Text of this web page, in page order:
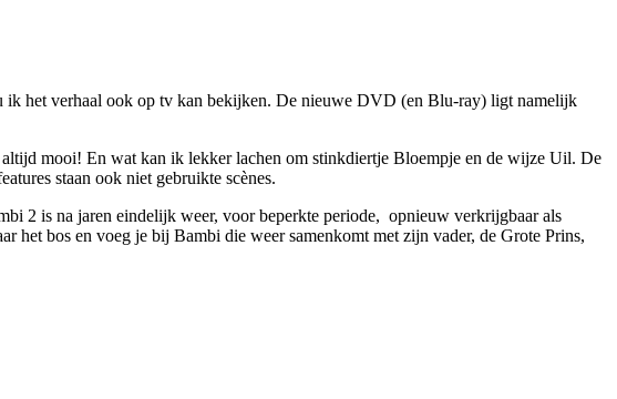
ik het verhaal ook op tv kan bekijken. De nieuwe DVD (en Blu-ray) ligt namelijk
mooi! En wat kan ik lekker lachen om stinkdiertje Bloempje en de wijze Uil. De
staan ook niet gebruikte scènes.
2 is na jaren eindelijk weer, voor beperkte periode, opnieuw verkrijgbaar als
het bos en voeg je bij Bambi die weer samenkomt met zijn vader, de Grote Prins,